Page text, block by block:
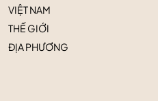
VIỆT NAM
THẾ GIỚI
ĐỊA PHƯƠNG